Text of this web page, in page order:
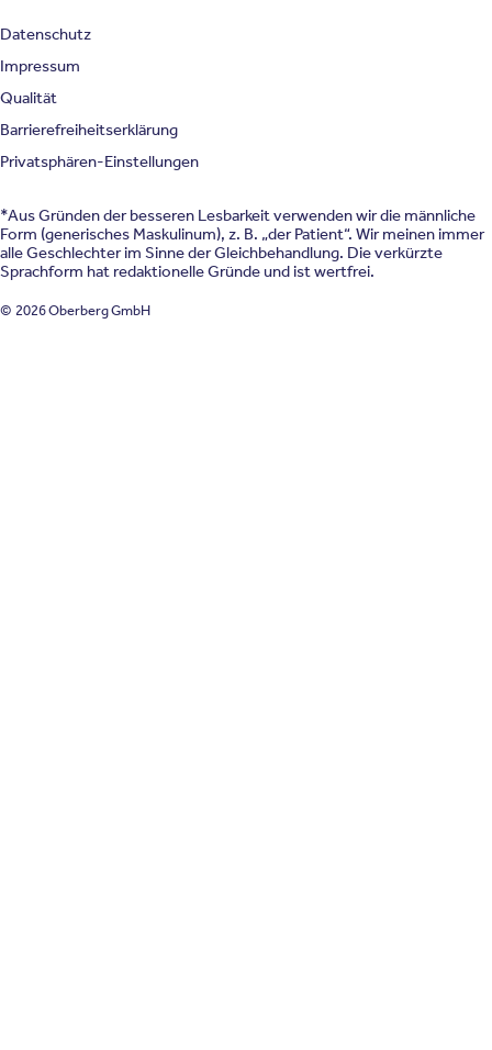
Datenschutz
Impressum
Qualität
Barrierefreiheitserklärung
Privatsphären-Einstellungen
*Aus Gründen der besseren Lesbarkeit verwenden wir die männliche
Form (generisches Maskulinum), z. B. „der Patient“. Wir meinen immer
alle Geschlechter im Sinne der Gleichbehandlung. Die verkürzte
Sprachform hat redaktionelle Gründe und ist wertfrei.
© 2026 Oberberg GmbH